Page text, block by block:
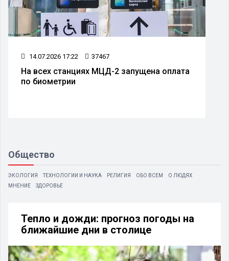
14.07.2026 17:22 37467
На всех станциях МЦД-2 запущена оплата
по биометрии
Общество
ЭКОЛОГИЯ ТЕХНОЛОГИИ И НАУКА РЕЛИГИЯ ОБО ВСЕМ
О ЛЮДЯХ
МНЕНИЕ
ЗДОРОВЬЕ
Тепло и дожди: прогноз погоды на
ближайшие дни в столице